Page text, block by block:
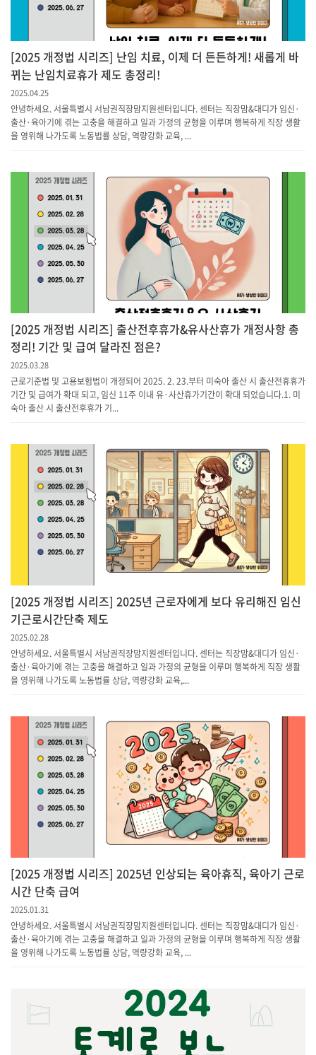
[2025 개정법 시리즈] 난임 치료, 이제 더 든든하게! 새롭게 바
뀌는 난임치료휴가 제도 총정리!
2025.04.25
안녕하세요. 서울특별시 서남권직장맘지원센터입니다. 센터는 직장맘&대디가 임신·
출산·육아기에 겪는 고충을 해결하고 일과 가정의 균형을 이루며 행복하게 직장 생활
을 영위해 나가도록 노동법률 상담, 역량강화 교육, ...
[2025 개정법 시리즈] 출산전후휴가&유사산휴가 개정사항 총
정리! 기간 및 급여 달라진 점은?
2025.03.28
근로기준법 및 고용보험법이 개정되어 2025. 2. 23.부터 미숙아 출산 시 출산전휴휴가
기간 및 급여가 확대 되고, 임신 11주 이내 유·사산휴가기간이 확대 되었습니다.​1. 미
숙아 출산 시 출산전후휴가 기...
[2025 개정법 시리즈] 2025년 근로자에게 보다 유리해진 임신
기근로시간단축 제도
2025.02.28
안녕하세요. 서울특별시 서남권직장맘지원센터입니다. 센터는 직장맘&대디가 임신·
출산·육아기에 겪는 고충을 해결하고 일과 가정의 균형을 이루며 행복하게 직장 생활
을 영위해 나가도록 노동법률 상담, 역량강화 교육,...
[2025 개정법 시리즈] 2025년 인상되는 육아휴직, 육아기 근로
시간 단축 급여
2025.01.31
안녕하세요. 서울특별시 서남권직장맘지원센터입니다. 센터는 직장맘&대디가 임신·
출산·육아기에 겪는 고충을 해결하고 일과 가정의 균형을 이루며 행복하게 직장 생활
을 영위해 나가도록 노동법률 상담, 역량강화 교육, ...